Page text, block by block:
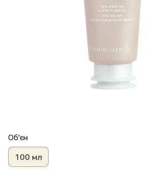
Об'єм
100 мл